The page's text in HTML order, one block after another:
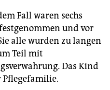
Fall waren sechs
und vor
alle wurden zu langen
Teil mit
Das Kind